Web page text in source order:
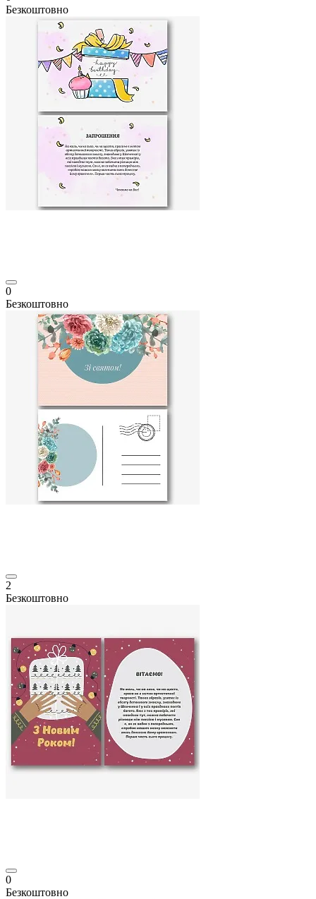
Безкоштовно
0
Безкоштовно
2
Безкоштовно
0
Безкоштовно